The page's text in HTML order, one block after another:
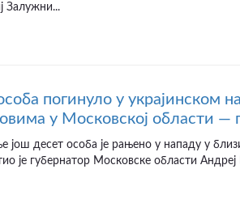
Залужни...
погинуло у украјинском
у Московској области —
још десет особа је рањено у нападу у
је губернатор Московске области Андреј